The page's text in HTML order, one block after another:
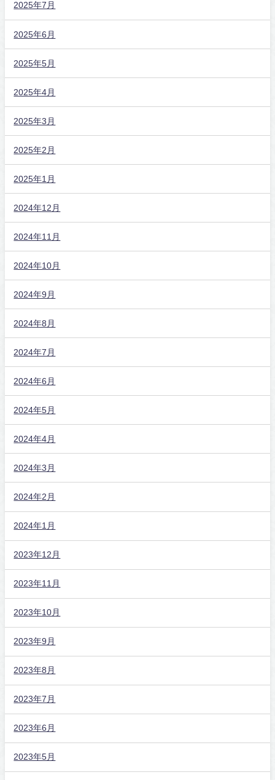
2025年7月
2025年6月
2025年5月
2025年4月
2025年3月
2025年2月
2025年1月
2024年12月
2024年11月
2024年10月
2024年9月
2024年8月
2024年7月
2024年6月
2024年5月
2024年4月
2024年3月
2024年2月
2024年1月
2023年12月
2023年11月
2023年10月
2023年9月
2023年8月
2023年7月
2023年6月
2023年5月